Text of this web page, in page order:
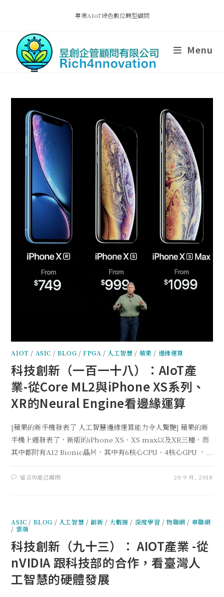
專業AIoT綠色數位轉型顧問
Menu
AIOT / ASIC / BLOG /FPGA / 人工智慧 / 蘋果 / 邊緣運算
科技創新（一百一十八）：AIoT產
業-從Core ML2與iPhone XS系列、
XR的Neural Engine看邊緣運算
[蘋果的新手機發表了 人工智慧邊緣運算能力令人驚艷] 蘋果的新
手機上週發表了，新版的iPhone XS、XS max以及XR三種，而
其中都附有A12 Bionic晶片，其中有6核心CPU、4核心GPU ，...
留言功能已關閉 20 9 月, 2018
ASIC / BLOG / 人工智慧 /創新 /大數據 / 深度學習 / 物聯網 / 車聯網
/ 雲端
科技創新（九十三）： AIOT產業 -從
nVIDIA 跟科技部的合作，看臺灣人
工智慧的硬體發展